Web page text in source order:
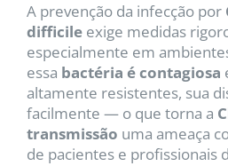
A prevenção da infecção por
difficileexige medidas
especialmente em
essa bactéria é contagiosa
altamente resistentes, sua
facilmente — o que torna a
transmissão uma ameaça
de pacientes e profissionais